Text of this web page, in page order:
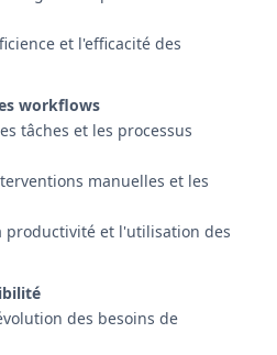
et l'efficacité des
workflows
tâches et les processus
manuelles et les
productivité et l'utilisation des
des besoins de